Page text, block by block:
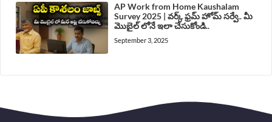
AP Work from Home Kaushalam
Survey 2025 | వర్క్ ఫ్రమ్ హోమ్ సర్వే.. మీ
మొబైల్ లోనే ఇలా చేసుకోండి..
September 3, 2025